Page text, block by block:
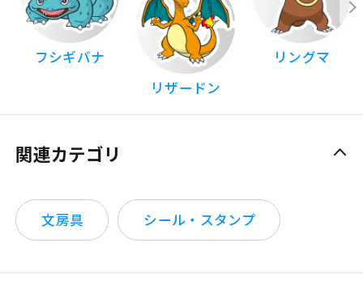
フシギバナ
リザードン
リングマ
関連カテゴリ
文房具 シール・スタンプ